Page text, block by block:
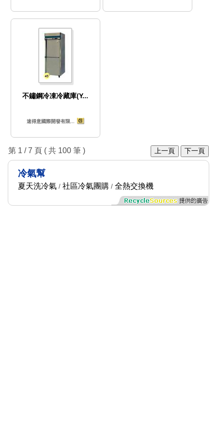
不鏽鋼冷凍冷藏庫(Y...
速得意國際開發有限...
第 1 / 7 頁 ( 共 100 筆 ) 上一頁 下一頁
冷氣幫
夏天洗冷氣/ 社區冷氣團購/ 全熱交換機